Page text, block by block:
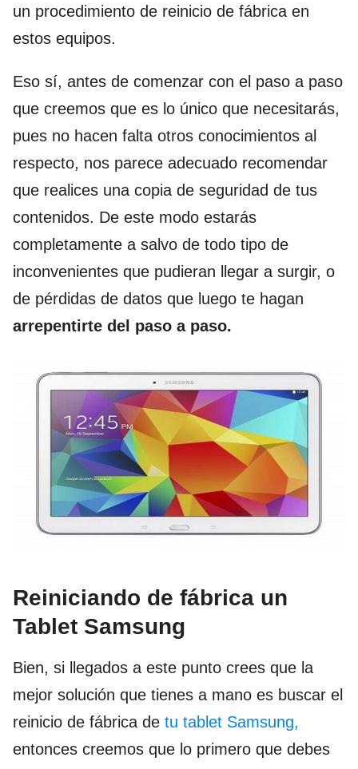
un procedimiento de reinicio de fábrica en
estos equipos.
Eso sí, antes de comenzar con el paso a paso
que creemos que es lo único que necesitarás,
pues no hacen falta otros conocimientos al
respecto, nos parece adecuado recomendar
que realices una copia de seguridad de tus
contenidos. De este modo estarás
completamente a salvo de todo tipo de
inconvenientes que pudieran llegar a surgir, o
de pérdidas de datos que luego te hagan
arrepentirte del paso a paso.
Reiniciando de fábrica un
Tablet Samsung
Bien, si llegados a este punto crees que la
mejor solución que tienes a mano es buscar el
reinicio de fábrica de tu tablet Samsung,
entonces creemos que lo primero que debes